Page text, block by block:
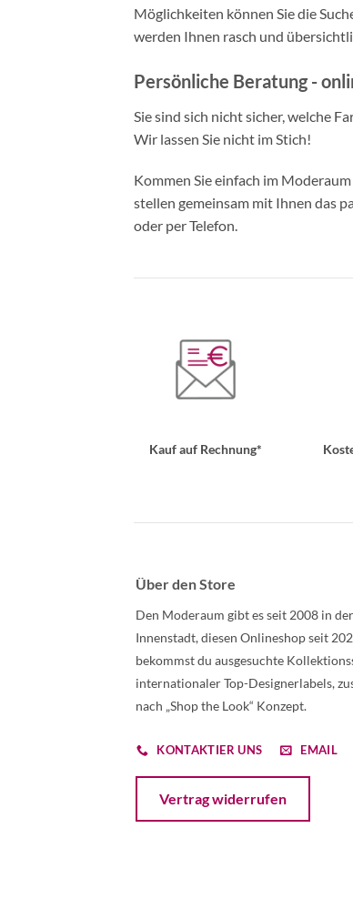
Möglichkeiten können Sie die
werden Ihnen rasch und
Persönliche Beratung -
Sie sind sich nicht sicher, welche
Wir lassen Sie nicht im Stich!
Kommen Sie einfach im
stellen gemeinsam mit Ihnen das
oder per Telefon.
Kauf auf Rechnung*
Über den Store
Den Moderaum gibt es seit 2008 in
Innenstadt, diesen Onlineshop seit
bekommst du ausgesuchte
internationaler Top-Designerlabels,
nach „Shop the Look“ Konzept.
KONTAKTIER UNS EMAIL
Vertrag widerrufen